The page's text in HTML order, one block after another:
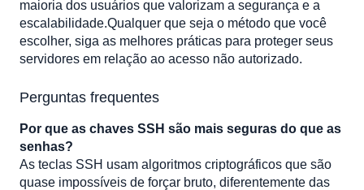
maioria dos usuários que valorizam a segurança e a
escalabilidade.Qualquer que seja o método que você
escolher, siga as melhores práticas para proteger seus
servidores em relação ao acesso não autorizado.
Perguntas frequentes
Por que as chaves SSH são mais seguras do que as
senhas?
As teclas SSH usam algoritmos criptográficos que são
quase impossíveis de forçar bruto, diferentemente das